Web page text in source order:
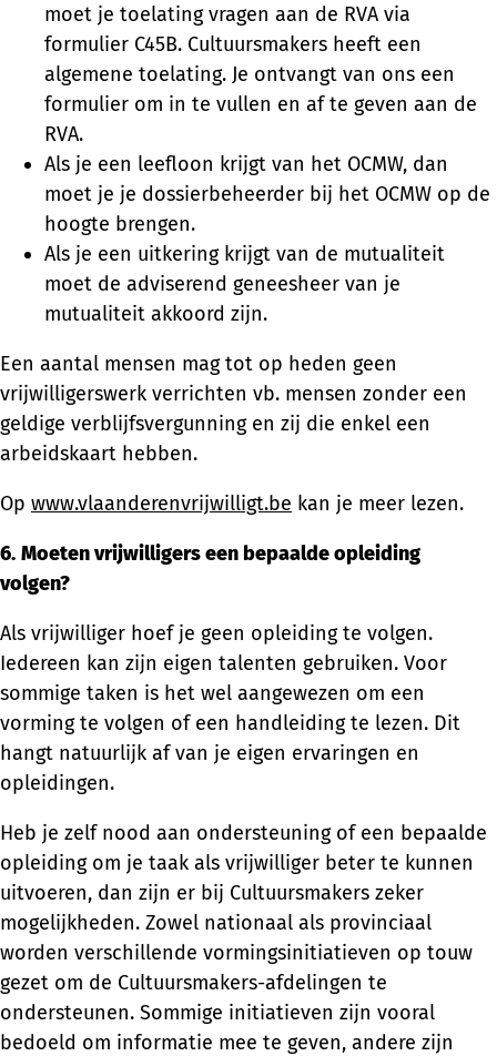
moet je toelating vragen aan de RVA via
formulier C45B. Cultuursmakers heeft een
algemene toelating. Je ontvangt van ons een
formulier om in te vullen en af te geven aan de
RVA.
Als je een leefloon krijgt van het OCMW, dan
moet je je dossierbeheerder bij het OCMW op de
hoogte brengen.
Als je een uitkering krijgt van de mutualiteit
moet de adviserend geneesheer van je
mutualiteit akkoord zijn.
Een aantal mensen mag tot op heden geen
vrijwilligerswerk verrichten vb. mensen zonder een
geldige verblijfsvergunning en zij die enkel een
arbeidskaart hebben.
Op www.vlaanderenvrijwilligt.be kan je meer lezen.
6. Moeten vrijwilligers een bepaalde opleiding
volgen?
Als vrijwilliger hoef je geen opleiding te volgen.
Iedereen kan zijn eigen talenten gebruiken. Voor
sommige taken is het wel aangewezen om een
vorming te volgen of een handleiding te lezen. Dit
hangt natuurlijk af van je eigen ervaringen en
opleidingen.
Heb je zelf nood aan ondersteuning of een bepaalde
opleiding om je taak als vrijwilliger beter te kunnen
uitvoeren, dan zijn er bij Cultuursmakers zeker
mogelijkheden. Zowel nationaal als provinciaal
worden verschillende vormingsinitiatieven op touw
gezet om de Cultuursmakers-afdelingen te
ondersteunen. Sommige initiatieven zijn vooral
bedoeld om informatie mee te geven, andere zijn